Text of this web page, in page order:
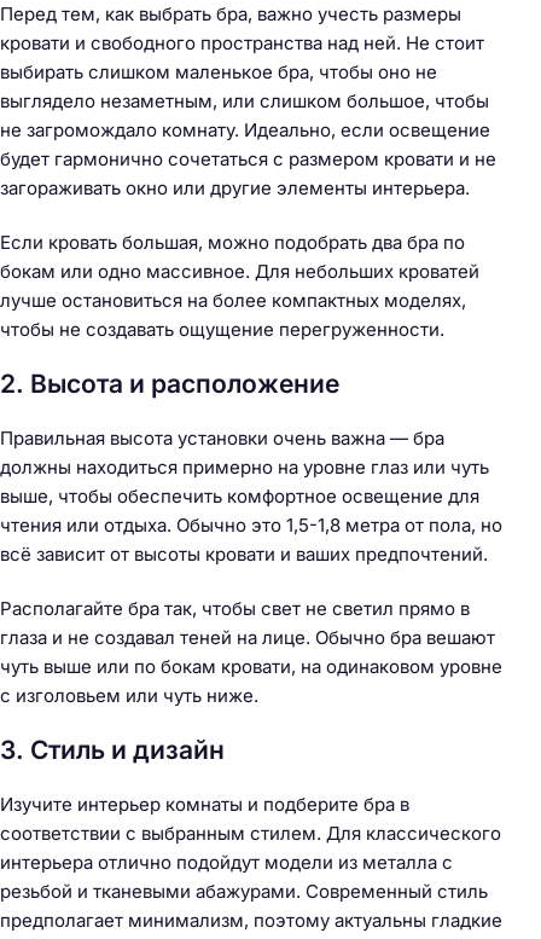
Перед тем, как выбрать бра, важно учесть размеры
кровати и свободного пространства над ней. Не стоит
выбирать слишком маленькое бра, чтобы оно не
выглядело незаметным, или слишком большое, чтобы
не загромождало комнату. Идеально, если освещение
будет гармонично сочетаться с размером кровати и не
загораживать окно или другие элементы интерьера.
Если кровать большая, можно подобрать два бра по
бокам или одно массивное. Для небольших кроватей
лучше остановиться на более компактных моделях,
чтобы не создавать ощущение перегруженности.
2. Высота и расположение
Правильная высота установки очень важна — бра
должны находиться примерно на уровне глаз или чуть
выше, чтобы обеспечить комфортное освещение для
чтения или отдыха. Обычно это 1,5-1,8 метра от пола, но
всё зависит от высоты кровати и ваших предпочтений.
Располагайте бра так, чтобы свет не светил прямо в
глаза и не создавал теней на лице. Обычно бра вешают
чуть выше или по бокам кровати, на одинаковом уровне
с изголовьем или чуть ниже.
3. Стиль и дизайн
Изучите интерьер комнаты и подберите бра в
соответствии с выбранным стилем. Для классического
интерьера отлично подойдут модели из металла с
резьбой и тканевыми абажурами. Современный стиль
предполагает минимализм, поэтому актуальны гладкие